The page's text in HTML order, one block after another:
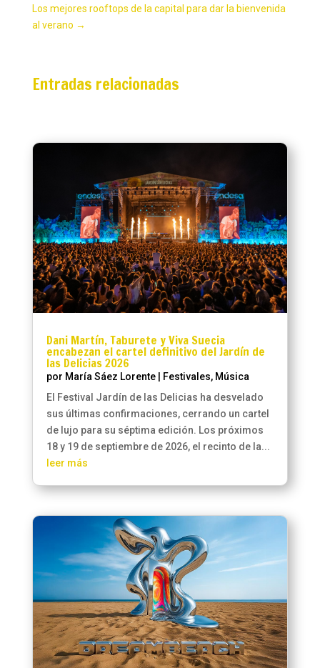
Los mejores rooftops de la capital para dar la bienvenida
al verano →
Entradas relacionadas
Dani Martín, Taburete y Viva Suecia
encabezan el cartel definitivo del Jardín de
las Delicias 2026
por María Sáez Lorente| Festivales, Música
El Festival Jardín de las Delicias ha desvelado
sus últimas confirmaciones, cerrando un cartel
de lujo para su séptima edición. Los próximos
18 y 19 de septiembre de 2026, el recinto de la...
leer más